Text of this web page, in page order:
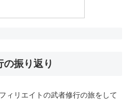
の振り返り
ィリエイトの武者修行の旅をして